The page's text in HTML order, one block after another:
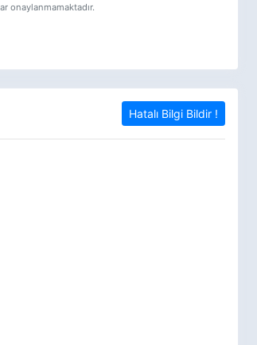
onaylanmamaktadır.
Hatalı Bilgi Bildir !